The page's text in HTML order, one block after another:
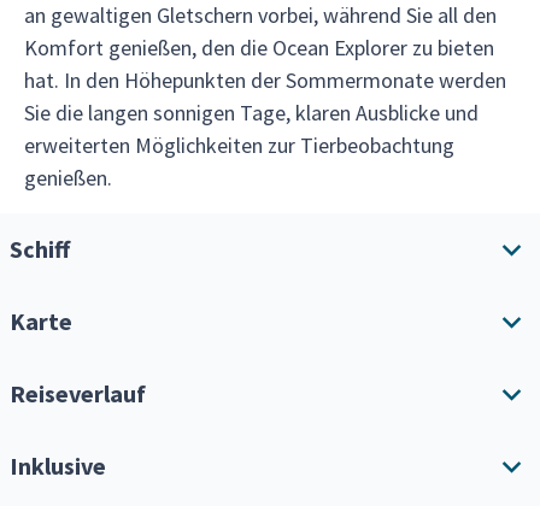
an gewaltigen Gletschern vorbei, während Sie all den
Komfort genießen, den die Ocean Explorer zu bieten
hat. In den Höhepunkten der Sommermonate werden
Sie die langen sonnigen Tage, klaren Ausblicke und
erweiterten Möglichkeiten zur Tierbeobachtung
genießen.
Schiff
Karte
Reiseverlauf
Reiseroute herunterladen
Inklusive